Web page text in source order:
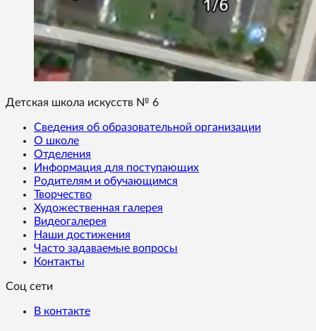
Детская школа искусств № 6
Сведения об образовательной организации
О школе
Отделения
Информация для поступающих
Родителям и обучающимся
Творчество
Художественная галерея
Видеогалерея
Наши достижения
Часто задаваемые вопросы
Контакты
Соц сети
В контакте